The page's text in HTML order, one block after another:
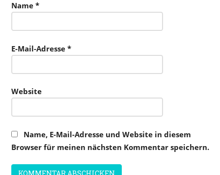
Name *
E-Mail-Adresse *
Website
Name, E-Mail-Adresse und Website in diesem
Browser für meinen nächsten Kommentar speichern.